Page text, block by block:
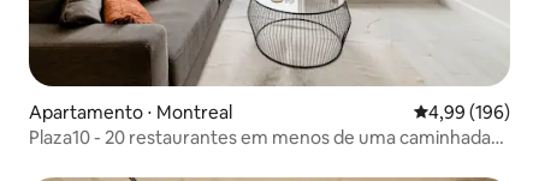
Apartamento ⋅ Montreal 4,99 de uma
4,99 (196)
Plaza10 - 20 restaurantes em menos de uma caminhada